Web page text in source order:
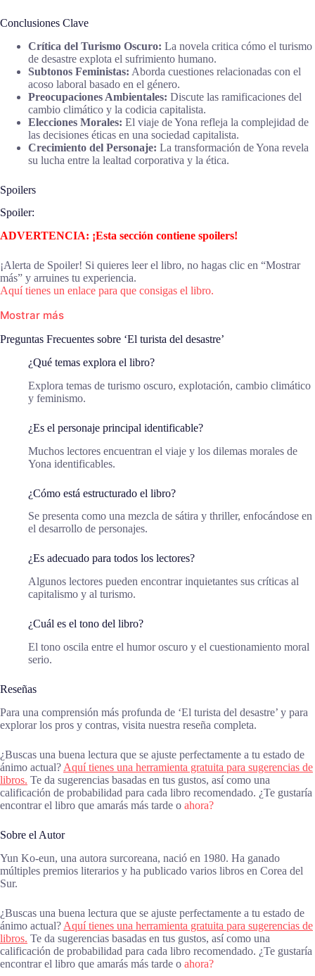
Conclusiones Clave
Crítica del Turismo Oscuro: La novela critica cómo el turismo
de desastre explota el sufrimiento humano.
Subtonos Feministas: Aborda cuestiones relacionadas con el
acoso laboral basado en el género.
Preocupaciones Ambientales: Discute las ramificaciones del
cambio climático y la codicia capitalista.
Elecciones Morales: El viaje de Yona refleja la complejidad de
las decisiones éticas en una sociedad capitalista.
Crecimiento del Personaje: La transformación de Yona revela
su lucha entre la lealtad corporativa y la ética.
Spoilers
Spoiler:
ADVERTENCIA: ¡Esta sección contiene spoilers!
¡Alerta de Spoiler! Si quieres leer el libro, no hagas clic en “Mostrar
más” y arruines tu experiencia.
Aquí tienes un enlace para que consigas el libro.
Mostrar más
Preguntas Frecuentes sobre ‘El turista del desastre’
¿Qué temas explora el libro?
Explora temas de turismo oscuro, explotación, cambio climático
y feminismo.
¿Es el personaje principal identificable?
Muchos lectores encuentran el viaje y los dilemas morales de
Yona identificables.
¿Cómo está estructurado el libro?
Se presenta como una mezcla de sátira y thriller, enfocándose en
el desarrollo de personajes.
¿Es adecuado para todos los lectores?
Algunos lectores pueden encontrar inquietantes sus críticas al
capitalismo y al turismo.
¿Cuál es el tono del libro?
El tono oscila entre el humor oscuro y el cuestionamiento moral
serio.
Reseñas
Para una comprensión más profunda de ‘El turista del desastre’ y para
explorar los pros y contras, visita nuestra reseña completa.
¿Buscas una buena lectura que se ajuste perfectamente a tu estado de
ánimo actual? Aquí tienes una herramienta gratuita para sugerencias de
libros. Te da sugerencias basadas en tus gustos, así como una
calificación de probabilidad para cada libro recomendado. ¿Te gustaría
encontrar el libro que amarás más tarde o ahora?
Sobre el Autor
Yun Ko-eun, una autora surcoreana, nació en 1980. Ha ganado
múltiples premios literarios y ha publicado varios libros en Corea del
Sur.
¿Buscas una buena lectura que se ajuste perfectamente a tu estado de
ánimo actual? Aquí tienes una herramienta gratuita para sugerencias de
libros. Te da sugerencias basadas en tus gustos, así como una
calificación de probabilidad para cada libro recomendado. ¿Te gustaría
encontrar el libro que amarás más tarde o ahora?